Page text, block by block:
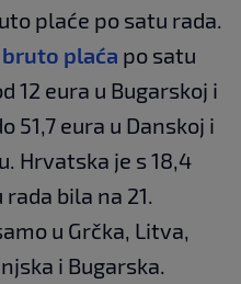
plaće po satu rada.
bruto plaća po satu
12 eura u Bugarskoj i
51,7 eura u Danskoj i
Hrvatska je s 18,4
bila na 21.
u Grčka, Litva,
i Bugarska.